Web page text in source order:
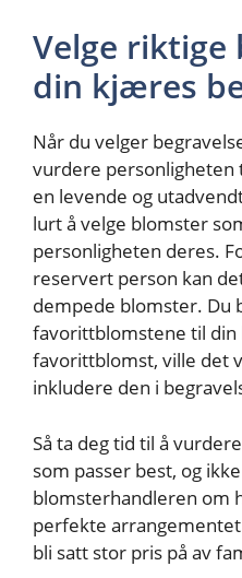
Velge
din kjæres
Når du velger
vurdere
en levende og
lurt å velge blomster
personligheten deres.
reservert person kan
dempede blomster. Du
favorittblomstene til
favorittblomst, ville det
inkludere den i
Så ta deg tid til å
som passer best, og
blomsterhandleren om
perfekte
bli satt stor pris på av